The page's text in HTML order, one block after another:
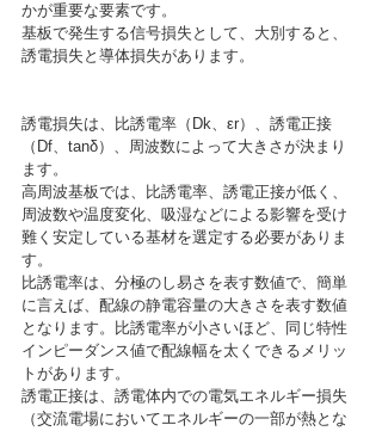
かが重要な要素です。
基板で発生する信号損失として、大別すると、
誘電損失と導体損失があります。
誘電損失は、比誘電率（Dk、εr）、誘電正接
（Df、tanδ）、周波数によって大きさが決まり
ます。
高周波基板では、比誘電率、誘電正接が低く、
周波数や温度変化、吸湿などによる影響を受け
難く安定している基材を選定する必要がありま
す。
比誘電率は、分極のし易さを表す数値で、簡単
に言えば、配線の静電容量の大きさを表す数値
となります。比誘電率が小さいほど、同じ特性
インピーダンス値で配線幅を太くできるメリッ
トがあります。
誘電正接は、誘電体内での電気エネルギー損失
（交流電場においてエネルギーの一部が熱とな